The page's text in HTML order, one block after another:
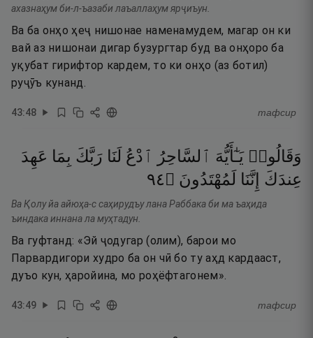
ахазнаҳум би-л-ъазаби лаъаллаҳум ярҷиъун.
Ва ба онҳо ҳеҷ нишонае наменамудем, магар он ки
вай аз нишонаи дигар бузургтар буд ва онҳоро ба
уқубат гирифтор кардем, то ки онҳо (аз ботил)
руҷӯъ кунанд.
43:48 тафсир
وَقَالُوا۟ يَـٰٓأَيُّهَ ٱلسَّاحِرُ ٱدْعُ لَنَا رَبَّكَ بِمَا عَهِدَ
عِندَكَ إِنَّنَا لَمُهْتَدُونَ ۝٤٩
Ва Қолу йа айюҳа-с саҳирудъу лана Раббака би ма ъаҳида
ъиндака иннана ла муҳтадун.
Ва гуфтанд: «Эй ҷодугар (олим), барои мо
Парвардигори худро ба он чӣ бо ту аҳд кардааст,
дуъо кун, ҳаройина, мо роҳёфтагонем».
43:49 тафсир